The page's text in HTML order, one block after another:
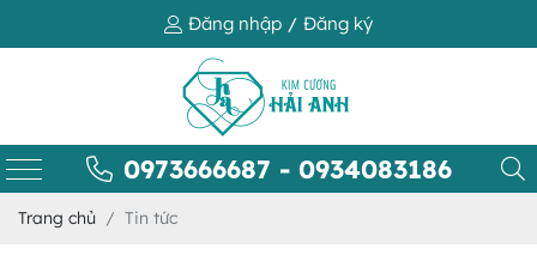
Đăng nhập / Đăng ký
0973666687 - 0934083186
Trang chủ Tin tức